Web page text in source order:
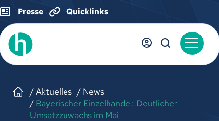
Presse Quicklinks
Aktuelles
News
Bayerischer Einzelhandel: Deutlicher
Umsatzzuwachs im Mai